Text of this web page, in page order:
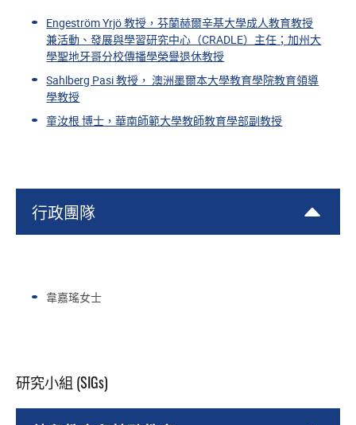
Engeström Yrjö 教授，芬蘭赫爾辛基大學成人教育教授
兼活動、發展與學習研究中心（CRADLE）主任；加州大
學聖地牙哥分校傳播學榮譽退休教授
Sahlberg Pasi 教授， 澳洲墨爾本大學教育學院教育領導
學教授
童汝根 博士 ，華南師範大學教師教育學部副教授
行政團隊
韋嘉瑤女士
研究小組 (SIGs)